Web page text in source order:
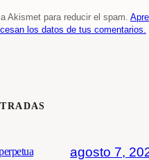
Akismet para reducir el spam.
los datos de tus comentarios.
agosto 7,